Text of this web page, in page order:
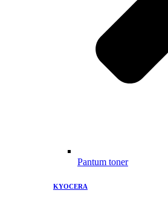
Pantum toner
KYOCERA